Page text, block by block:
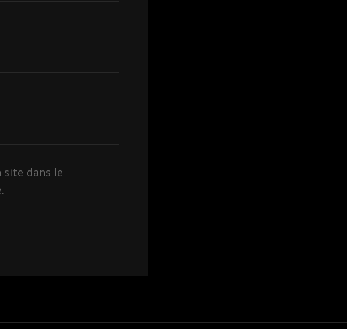
dans le